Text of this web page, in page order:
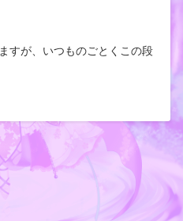
すが、いつものごとくこの段